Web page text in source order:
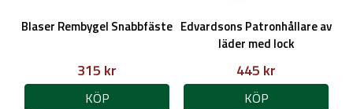
Blaser Rembygel Snabbfäste
315 kr
KÖP
Edvardsons Patronhållare av
läder med lock
445 kr
KÖP